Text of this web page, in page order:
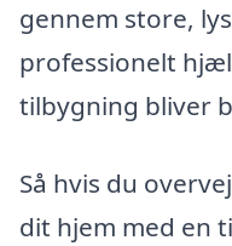
gennem store,
professionelt
tilbygning bliver
Så hvis du
dit hjem med en